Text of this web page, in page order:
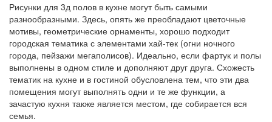
Рисунки для 3д полов в кухне могут быть самыми
разнообразными. Здесь, опять же преобладают цветочные
мотивы, геометрические орнаменты, хорошо подходит
городская тематика с элементами хай-тек (огни ночного
города, пейзажи мегаполисов). Идеально, если фартук и полы
выполнены в одном стиле и дополняют друг друга. Схожесть
тематик на кухне и в гостиной обусловлена тем, что эти два
помещения могут выполнять одни и те же функции, а
зачастую кухня также является местом, где собирается вся
семья.